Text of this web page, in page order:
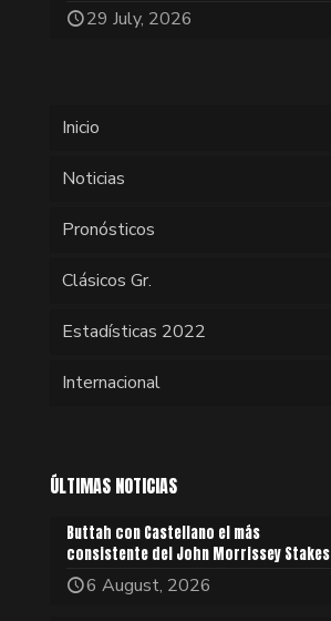
29 July, 2026
Inicio
Noticias
Pronósticos
Clásicos Gr.
Estadísticas 2022
Internacional
ÚLTIMAS NOTICIAS
Buttah con Castellano el más
consistente del John Morrissey Stakes
6 August, 2026